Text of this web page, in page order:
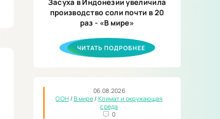
Засуха в Индонезии увеличила
производство соли почти в 20
раз - «В мире»
ЧИТАТЬ ПОДРОБНЕЕ
06.08.2026
ООН/В мире/ Климат и окружающая
среда
0